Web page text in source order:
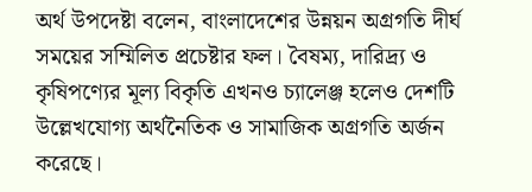
অর্থ উপদেষ্টা বলেন, বাংলাদেশের উন্নয়ন অগ্রগতি দীর্ঘ
সময়ের সম্মিলিত প্রচেষ্টার ফল। বৈষম্য, দারিদ্র্য ও
কৃষিপণ্যের মূল্য বিকৃতি এখনও চ্যালেঞ্জ হলেও দেশটি
উল্লেখযোগ্য অর্থনৈতিক ও সামাজিক অগ্রগতি অর্জন
করেছে।